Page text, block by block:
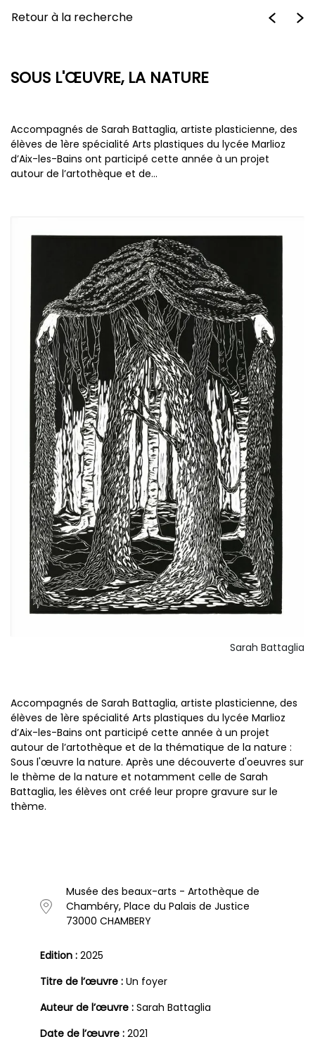
Retour à la recherche
SOUS L'ŒUVRE, LA NATURE
Accompagnés de Sarah Battaglia, artiste plasticienne, des
élèves de 1ère spécialité Arts plastiques du lycée Marlioz
d’Aix-les-Bains ont participé cette année à un projet
autour de l’artothèque et de…
Sarah Battaglia
Accompagnés de Sarah Battaglia, artiste plasticienne, des
élèves de 1ère spécialité Arts plastiques du lycée Marlioz
d’Aix-les-Bains ont participé cette année à un projet
autour de l’artothèque et de la thématique de la nature :
Sous l'œuvre la nature. Après une découverte d'oeuvres sur
le thème de la nature et notamment celle de Sarah
Battaglia, les élèves ont créé leur propre gravure sur le
thème.
Musée des beaux-arts - Artothèque de
Chambéry, Place du Palais de Justice
73000 CHAMBERY
Edition : 2025
Titre de l’œuvre : Un foyer
Auteur de l’œuvre : Sarah Battaglia
Date de l’œuvre : 2021